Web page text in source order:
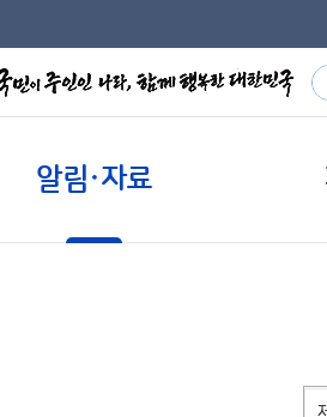
알림·자료